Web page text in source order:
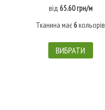
від 65.60 грн/м
Тканина має6кольорів
ВИБРАТИ